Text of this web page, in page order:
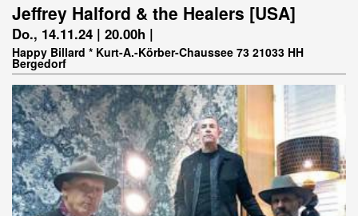
Jeffrey Halford & the Healers [USA]
Do., 14.11.24 | 20.00h |
Happy Billard * Kurt-A.-Körber-Chaussee 73 21033 HH
Bergedorf